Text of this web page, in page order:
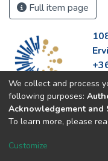
Full item page
We collect and process
following purposes:
Acknowledgement and
To learn more, please
Customize